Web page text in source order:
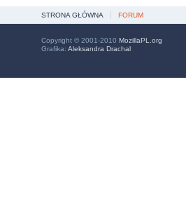
STRONA GŁÓWNA FORUM
Copyright © 2001-2010 MozillaPL.org
Grafika: Aleksandra Drachal